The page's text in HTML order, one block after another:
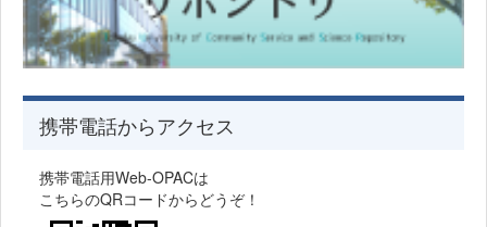
携帯電話からアクセス
携帯電話用Web-OPACは
こちらのQRコードからどうぞ！